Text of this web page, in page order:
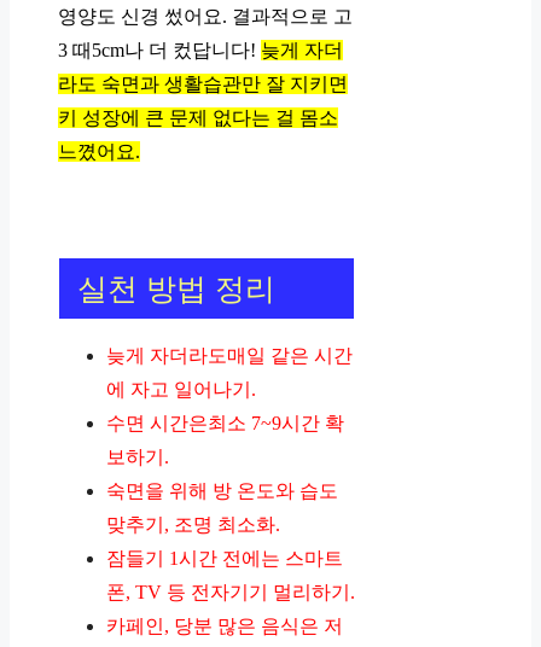
영양도 신경 썼어요. 결과적으로 고
3 때5cm나 더 컸답니다! 늦게 자더
라도 숙면과 생활습관만 잘 지키면
키 성장에 큰 문제 없다는 걸 몸소
느꼈어요.
실천 방법 정리
늦게 자더라도매일 같은 시간
에 자고 일어나기.
수면 시간은최소 7~9시간 확
보하기.
숙면을 위해 방 온도와 습도
맞추기, 조명 최소화.
잠들기 1시간 전에는 스마트
폰, TV 등 전자기기 멀리하기.
카페인, 당분 많은 음식은 저